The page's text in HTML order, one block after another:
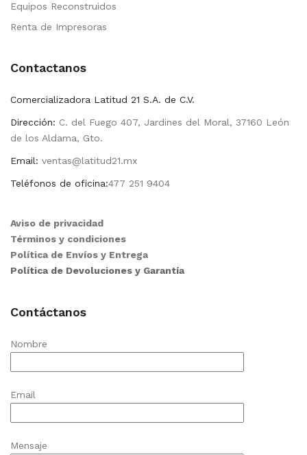
Equipos Reconstruidos
Renta de Impresoras
Contactanos
Comercializadora Latitud 21 S.A. de C.V.
Dirección: C. del Fuego 407, Jardines del Moral, 37160 León
de los Aldama, Gto.
Email: ventas@latitud21.mx
Teléfonos de oficina:477 251 9404
Aviso de privacidad
Términos y condiciones
Política de Envíos y Entrega
Política de Devoluciones y Garantía
Contáctanos
Nombre
Email
Mensaje